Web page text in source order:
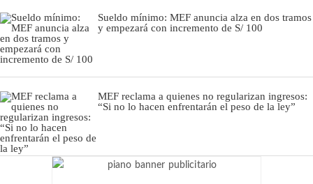
Sueldo mínimo: MEF anuncia alza en dos tramos
y empezará con incremento de S/ 100
MEF reclama a quienes no regularizan ingresos:
“Si no lo hacen enfrentarán el peso de la ley”